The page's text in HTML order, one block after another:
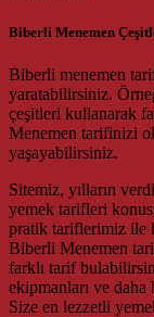
Biberli Menemen
Biberli menemen
yaratabilirsiniz.
çeşitleri kullanarak
Menemen tarifinizi
yaşayabilirsiniz.
Sitemiz, yılların
yemek tarifleri
pratik tariflerimiz ile
Biberli Menemen
farklı tarif
ekipmanları ve
Size en lezzetli